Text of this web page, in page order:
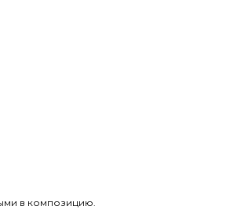
в композицию.